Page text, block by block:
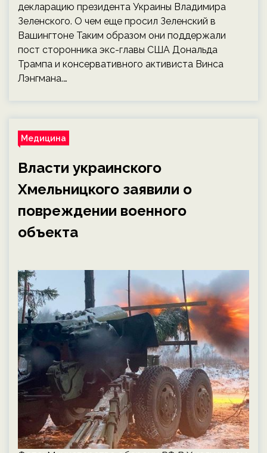
декларацию президента Украины Владимира
Зеленского. О чем еще просил Зеленский в
Вашингтоне Таким образом они поддержали
пост сторонника экс-главы США Дональда
Трампа и консервативного активиста Винса
Лэнгмана.…
Медицина
Власти украинского
Хмельницкого заявили о
повреждении военного
объекта